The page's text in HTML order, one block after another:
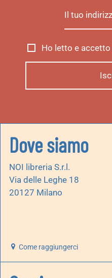
Ho letto e accetto
Dove siamo
NOI libreria S.r.l.
Via delle Leghe 18
20127 Milano
Come raggiungerci